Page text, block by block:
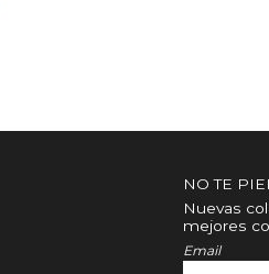
NO TE
Nuevas
mejores
Email